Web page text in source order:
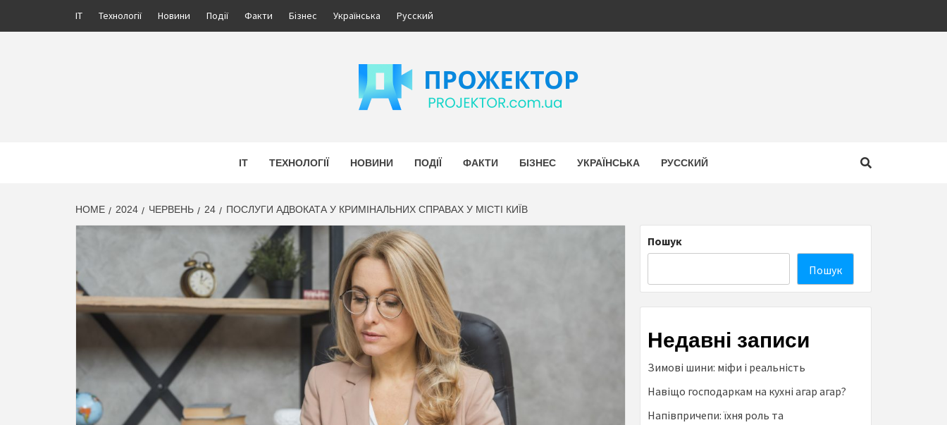
IT Технології Новини Події Факти Бізнес Українська Русский
ПРОЖЕКТОР
IT ТЕХНОЛОГІЇ НОВИНИ ПОДІЇ ФАКТИ БІЗНЕС УКРАЇНСЬКА РУССКИЙ
HOME 2024 ЧЕРВЕНЬ 24 ПОСЛУГИ АДВОКАТА У КРИМІНАЛЬНИХ СПРАВАХ У МІСТІ КИЇВ
Пошук
Пошук
Недавні записи
Зимові шини: міфи і реальність
Навіщо господаркам на кухні агар агар?
Напівпричепи: їхня роль та